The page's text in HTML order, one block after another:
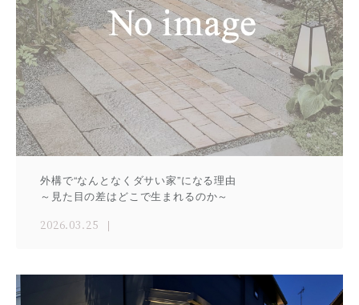
外構で“なんとなくダサい家”になる理由
～見た目の差はどこで生まれるのか～
2026.03.25